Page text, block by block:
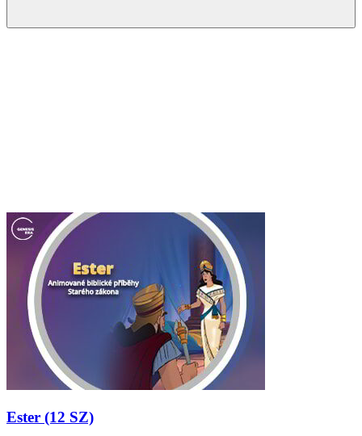
Ester (12 SZ)